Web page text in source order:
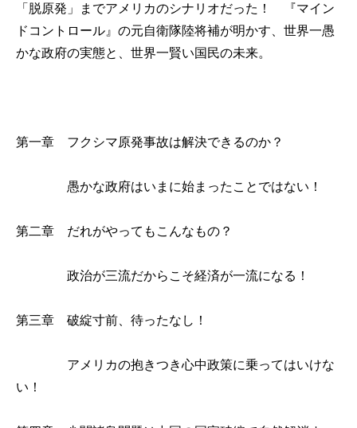
「脱原発」までアメリカのシナリオだった！ 『マイン
ドコントロール』の元自衛隊陸将補が明かす、世界一愚
かな政府の実態と、世界一賢い国民の未来。
第一章 フクシマ原発事故は解決できるのか？
愚かな政府はいまに始まったことではない！
第二章 だれがやってもこんなもの？
政治が三流だからこそ経済が一流になる！
第三章 破綻寸前、待ったなし！
アメリカの抱きつき心中政策に乗ってはいけな
い！